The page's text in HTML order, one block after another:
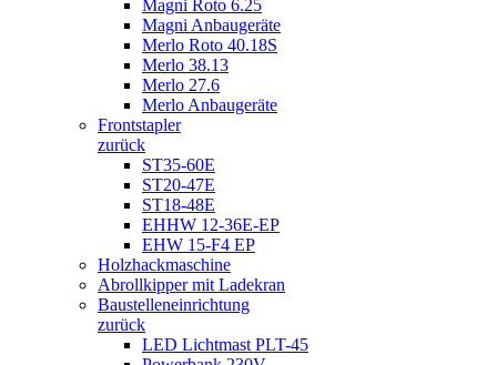
Magni Roto 6.25
Magni Anbaugeräte
Merlo Roto 40.18S
Merlo 38.13
Merlo 27.6
Merlo Anbaugeräte
Frontstapler
zurück
ST35-60E
ST20-47E
ST18-48E
EHHW 12-36E-EP
EHW 15-F4 EP
Holzhackmaschine
Abrollkipper mit Ladekran
Baustelleneinrichtung
zurück
LED Lichtmast PLT-45